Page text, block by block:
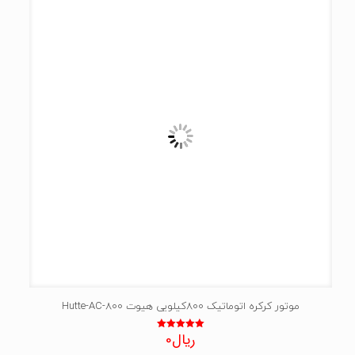
موتور کرکره اتوماتیک 800کیلویی هیوت Hutte-AC-800
نمره
5.00
ریال0